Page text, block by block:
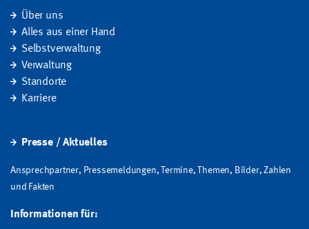
Über uns
Alles aus einer Hand
Selbstverwaltung
Verwaltung
Standorte
Karriere
Presse / Aktuelles
Ansprechpartner, Pressemeldungen, Termine, Themen, Bilder, Zahlen
und Fakten
Informationen für: